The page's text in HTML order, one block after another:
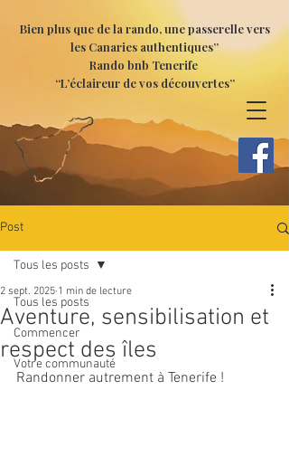
Bien plus que de la rando, une passerelle vers
les Canaries authentiques”
Rando bnb Tenerife
“L’éclaireur de vos découvertes”
Post
Tous les posts
Commencer
Votre communauté
Tous les posts
Aventure, sensibilisation et
respect des îles
2 sept. 2025 1 min de lecture
Randonner autrement à Tenerife !